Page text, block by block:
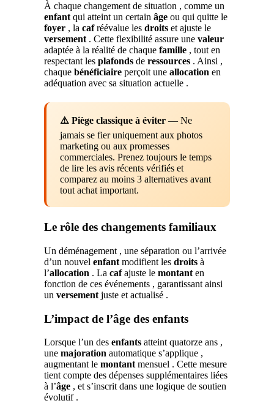
À chaque changement de situation , comme un
enfant qui atteint un certain âge ou qui quitte le
foyer , la cafréévalue les droits et ajuste le
versement . Cette flexibilité assure une valeur
adaptée à la réalité de chaque famille , tout en
respectant les plafonds de ressources . Ainsi ,
chaque bénéficiaire perçoit une allocation en
adéquation avec sa situation actuelle .
⚠️ Piège classique à éviter — Ne
jamais se fier uniquement aux photos
marketing ou aux promesses
commerciales. Prenez toujours le temps
de lire les avis récents vérifiés et
comparez au moins 3 alternatives avant
tout achat important.
Le rôle des changements familiaux
Un déménagement , une séparation ou l’arrivée
d’un nouvel enfant modifient les droits à
l’allocation . La cafajuste le montant en
fonction de ces événements , garantissant ainsi
un versement juste et actualisé .
L’impact de l’âge des enfants
Lorsque l’un des enfants atteint quatorze ans ,
une majoration automatique s’applique ,
augmentant le montant mensuel . Cette mesure
tient compte des dépenses supplémentaires liées
à l’âge , et s’inscrit dans une logique de soutien
évolutif .